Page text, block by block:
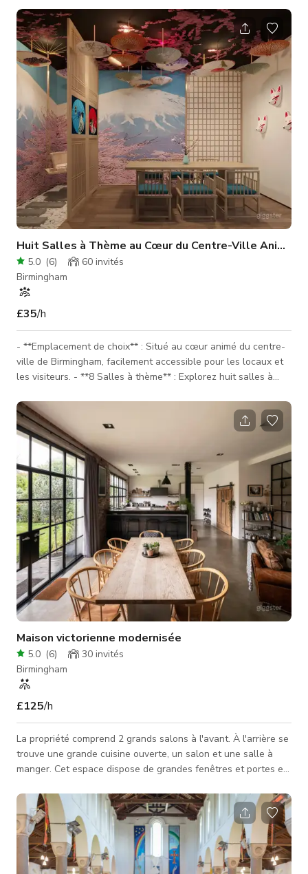
Huit Salles à Thème au Cœur du Centre-Ville Animé
5.0 (6) 60 invités
Birmingham
£35/h
- **Emplacement de choix** : Situé au cœur animé du centre-
ville de Birmingham, facilement accessible pour les locaux et
les visiteurs. - **8 Salles à thème** : Explorez huit salles à
expérience immersive différente — parfait pour les fêtes,
rassemblements et sorties amusantes. - **Café** : Profitez
d'une variété de cafés gourmets, de boissons rafraîchissantes
et de délicieux desserts pour rester énergisé tout au long d
Maison victorienne modernisée
5.0 (6) 30 invités
Birmingham
£125/h
La propriété comprend 2 grands salons à l'avant. À l'arrière se
trouve une grande cuisine ouverte, un salon et une salle à
manger. Cet espace dispose de grandes fenêtres et portes en
propriété est orientée plein sud, donc cet espace est inondé
de lumière naturelle toute la journée. Le jardin à l'arrière offre
beaucoup d'espace au cas où un éclairage supplémentaire
serait nécessaire pour les tournages. Caractéri